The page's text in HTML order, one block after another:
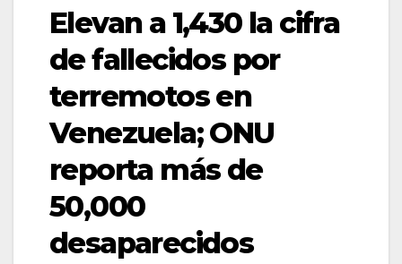
Elevan a 1,430 la cifra
de fallecidos por
terremotos en
Venezuela; ONU
reporta más de
50,000
desaparecidos